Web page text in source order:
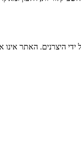
היצרנים. האתר אינו